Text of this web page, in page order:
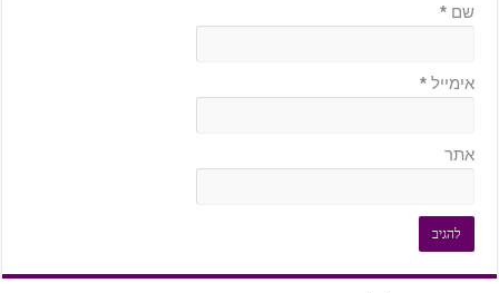
שם *
אימייל *
אתר